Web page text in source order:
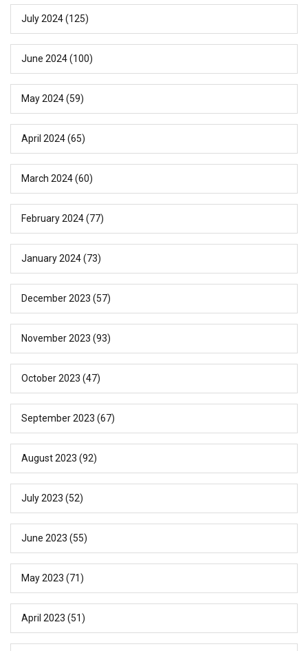
July 2024(125)
June 2024(100)
May 2024(59)
April 2024(65)
March 2024(60)
February 2024(77)
January 2024(73)
December 2023 (57)
November 2023 (93)
October 2023 (47)
September 2023 (67)
August 2023 (92)
July 2023 (52)
June 2023 (55)
May 2023 (71)
April 2023 (51)